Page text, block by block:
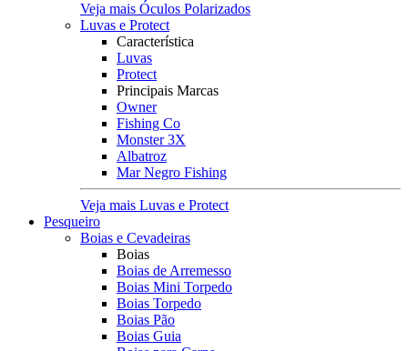
Veja mais Óculos Polarizados
Luvas e Protect
Característica
Luvas
Protect
Principais Marcas
Owner
Fishing Co
Monster 3X
Albatroz
Mar Negro Fishing
Veja mais Luvas e Protect
Pesqueiro
Boias e Cevadeiras
Boias
Boias de Arremesso
Boias Mini Torpedo
Boias Torpedo
Boias Pão
Boias Guia